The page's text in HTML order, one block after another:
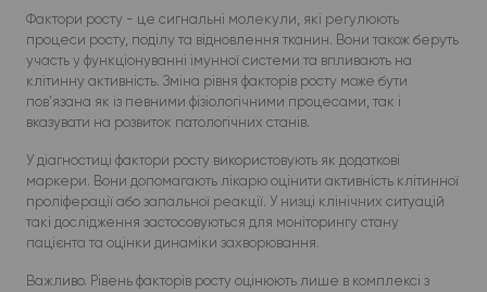
Фактори росту - це сигнальні молекули, які регулюють
процеси росту, поділу та відновлення тканин. Вони також беруть
участь у функціонуванні імунної системи та впливають на
клітинну активність. Зміна рівня факторів росту може бути
пов’язана як із певними фізіологічними процесами, так і
вказувати на розвиток патологічних станів.
У діагностиці фактори росту використовують як додаткові
маркери. Вони допомагають лікарю оцінити активність клітинної
проліферації або запальної реакції. У низці клінічних ситуацій
такі дослідження застосовуються для моніторингу стану
пацієнта та оцінки динаміки захворювання.
Важливо. Рівень факторів росту оцінюють лише в комплексі з